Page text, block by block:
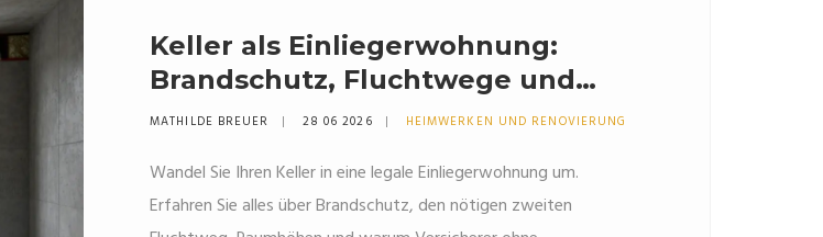
Keller als Einliegerwohnung:
Brandschutz, Fluchtwege und
rechtliche Fallstricke
MATHILDE BREUER 28 06 2026 HEIMWERKEN UND RENOVIERUNG
Wandel Sie Ihren Keller in eine legale Einliegerwohnung um.
Erfahren Sie alles über Brandschutz, den nötigen zweiten